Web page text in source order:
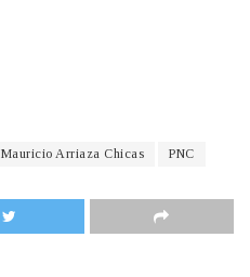
Mauricio Arriaza Chicas PNC